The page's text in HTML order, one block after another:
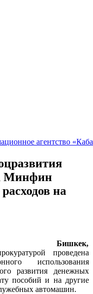
Минфин
на
Бишкек,
проведена
использования
развития денежных
пособий и на другие
автомашин.